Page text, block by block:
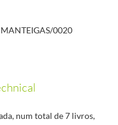
0020
num total de 7 livros,